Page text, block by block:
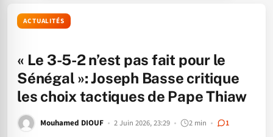
ACTUALITÉS
« Le 3-5-2 n’est pas fait pour le
Sénégal »: Joseph Basse critique
les choix tactiques de Pape Thiaw
Mouhamed DIOUF 2 Juin 2026, 23:29 2 min 1